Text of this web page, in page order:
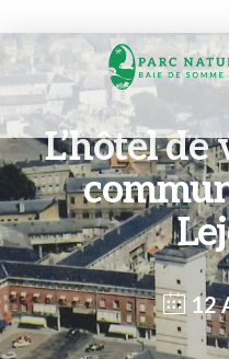
L’hôtel
12